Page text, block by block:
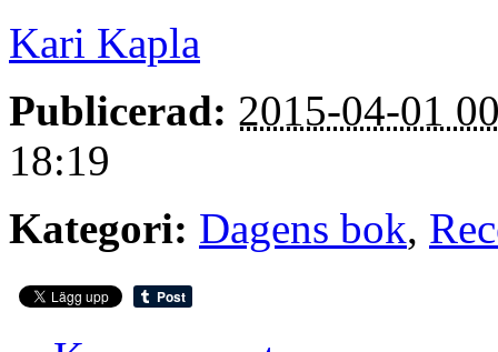
Kari Kapla
Publicerad: 2015-04-01
18:19
Kategori: Dagens bok,